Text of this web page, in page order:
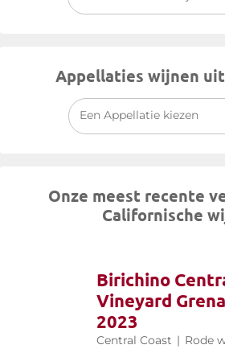
breed scala aan aangeplante
Appellaties wijnen
Een Appellatie kiezen
Onze meest recente
Californische
Birichino
Vineyard
2023
Central Coast | Rode